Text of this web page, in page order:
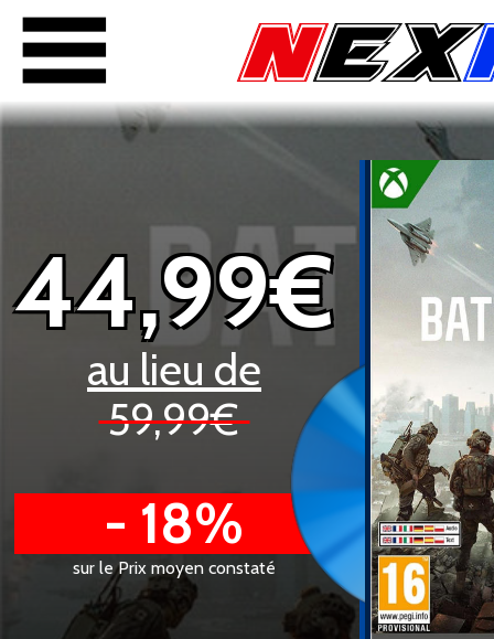
44,99€
au lieu de
59,99€
- 18%
sur le Prix moyen constaté